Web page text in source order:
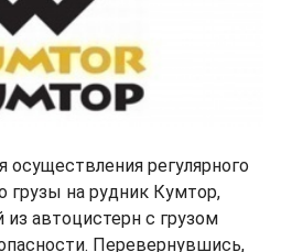
регулярного
грузы на рудник Кумтор,
автоцистерн с грузом
Перевернувшись,